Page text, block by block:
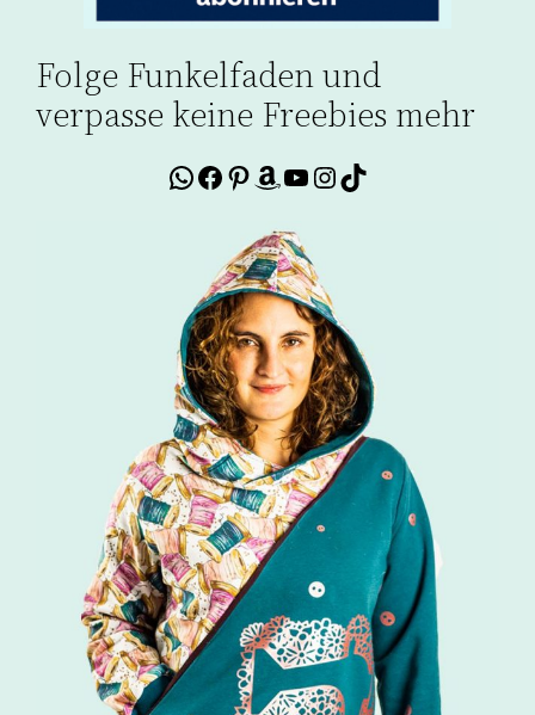
Folge Funkelfaden und
verpasse keine Freebies mehr
WhatsApp
Facebook
Pinterest
Amazon
YouTube
Instagram
TikTok